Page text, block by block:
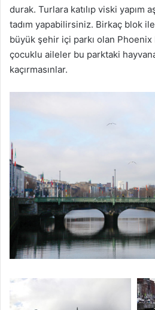
durak. Turlara katılıp viski yapım
tadım yapabilirsiniz. Birkaç blok
büyük şehir içi parkı olan Phoenix
çocuklu aileler bu parktaki
kaçırmasınlar.